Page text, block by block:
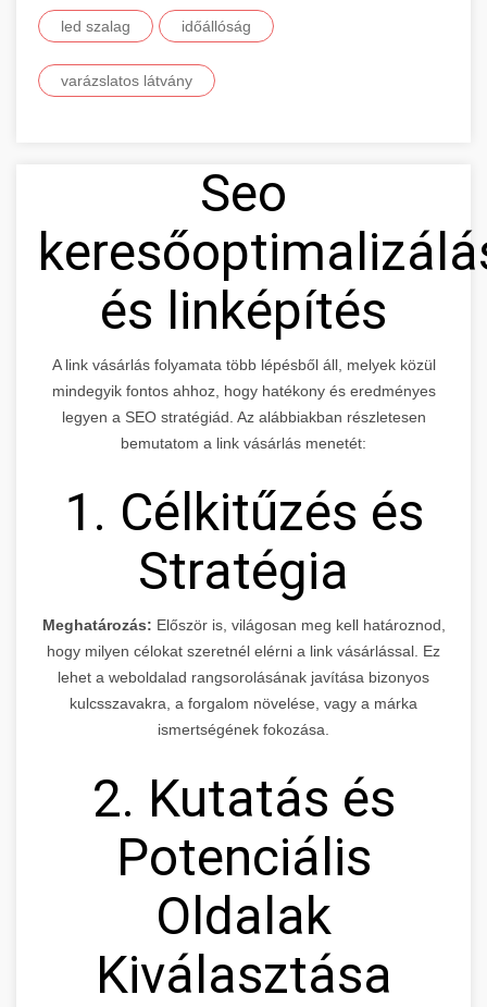
led szalag időállóság
varázslatos látvány
Seo
és linképítés
A link vásárlás folyamata több lépésből áll, melyek közül
mindegyik fontos ahhoz, hogy hatékony és eredményes
legyen a SEO stratégiád. Az alábbiakban részletesen
bemutatom a link vásárlás menetét:
1. Célkitűzés és
Stratégia
Meghatározás: Először is, világosan meg kell határoznod,
hogy milyen célokat szeretnél elérni a link vásárlással. Ez
lehet a weboldalad rangsorolásának javítása bizonyos
kulcsszavakra, a forgalom növelése, vagy a márka
ismertségének fokozása.
2. Kutatás és
Potenciális
Oldalak
Kiválasztása